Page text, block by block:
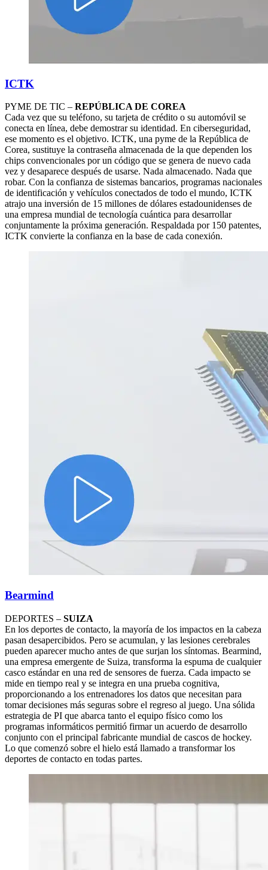
ICTK
PYME DE TIC – REPÚBLICA DE COREA
Cada vez que su teléfono, su tarjeta de crédito o su automóvil se
conecta en línea, debe demostrar su identidad. En ciberseguridad,
ese momento es el objetivo. ICTK, una pyme de la República de
Corea, sustituye la contraseña almacenada de la que dependen los
chips convencionales por un código que se genera de nuevo cada
vez y desaparece después de usarse. Nada almacenado. Nada que
robar. Con la confianza de sistemas bancarios, programas nacionales
de identificación y vehículos conectados de todo el mundo, ICTK
atrajo una inversión de 15 millones de dólares estadounidenses de
una empresa mundial de tecnología cuántica para desarrollar
conjuntamente la próxima generación. Respaldada por 150 patentes,
ICTK convierte la confianza en la base de cada conexión.
Bearmind
DEPORTES – SUIZA
En los deportes de contacto, la mayoría de los impactos en la cabeza
pasan desapercibidos. Pero se acumulan, y las lesiones cerebrales
pueden aparecer mucho antes de que surjan los síntomas. Bearmind,
una empresa emergente de Suiza, transforma la espuma de cualquier
casco estándar en una red de sensores de fuerza. Cada impacto se
mide en tiempo real y se integra en una prueba cognitiva,
proporcionando a los entrenadores los datos que necesitan para
tomar decisiones más seguras sobre el regreso al juego. Una sólida
estrategia de PI que abarca tanto el equipo físico como los
programas informáticos permitió firmar un acuerdo de desarrollo
conjunto con el principal fabricante mundial de cascos de hockey.
Lo que comenzó sobre el hielo está llamado a transformar los
deportes de contacto en todas partes.